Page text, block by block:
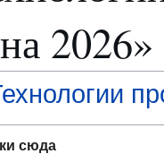
2026»
сюда